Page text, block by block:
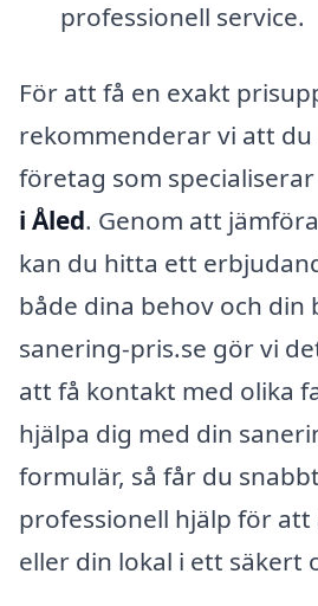
professionell service.
För att få en exakt
rekommenderar vi att
företag som specialiserar
i Åled. Genom att
kan du hitta ett
både dina behov och din
sanering-pris.se gör vi
att få kontakt med olika
hjälpa dig med din
formulär, så får du
professionell hjälp för
eller din lokal i ett säkert